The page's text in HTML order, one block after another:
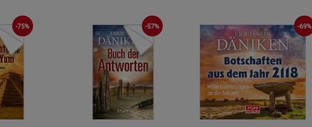
-75% -57% -69%